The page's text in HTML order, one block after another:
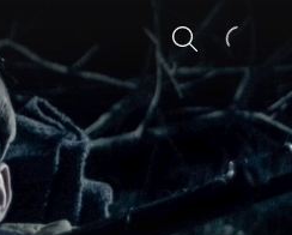
Sök